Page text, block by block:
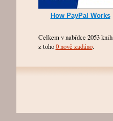
How PayPal Works
Celkem v nabídce 2053 knih
z toho0 nově zadáno.